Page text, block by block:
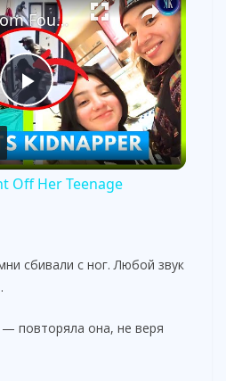
P
l
y
V
A Brave Mom Fought Off Her Teenage Daughter's Stalker
Off Her Teenage
сбивали с ног. Любой звук
повторяла она, не веря